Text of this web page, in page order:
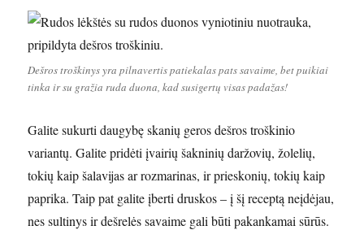
Dešros troškinys yra pilnavertis patiekalas pats savaime, bet puikiai
tinka ir su gražia ruda duona, kad susigertų visas padažas!
Galite sukurti daugybę skanių geros dešros troškinio
variantų. Galite pridėti įvairių šakninių daržovių, žolelių,
tokių kaip šalavijas ar rozmarinas, ir prieskonių, tokių kaip
paprika. Taip pat galite įberti druskos – į šį receptą neįdėjau,
nes sultinys ir dešrelės savaime gali būti pakankamai sūrūs.